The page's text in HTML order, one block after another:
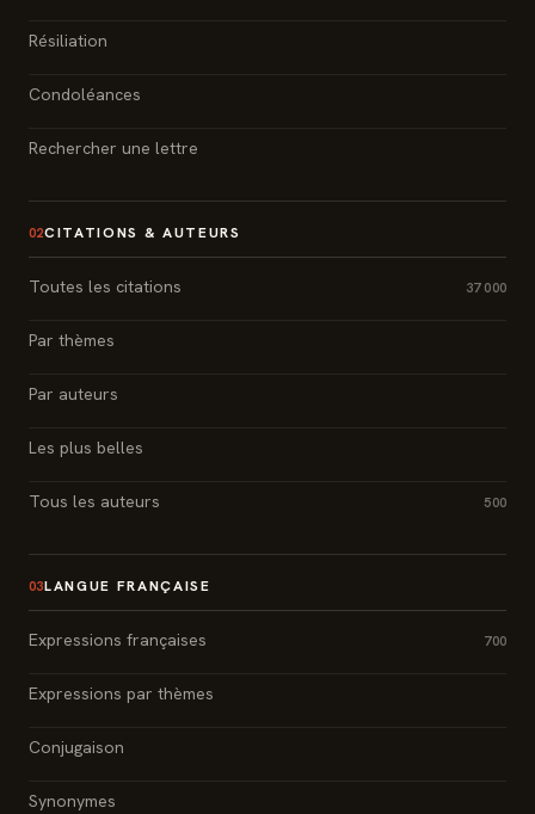
Résiliation
Condoléances
Rechercher une lettre
02CITATIONS & AUTEURS
Toutes les citations 37 000
Par thèmes
Par auteurs
Les plus belles
Tous les auteurs 500
03LANGUE FRANÇAISE
Expressions françaises 700
Expressions par thèmes
Conjugaison
Synonymes